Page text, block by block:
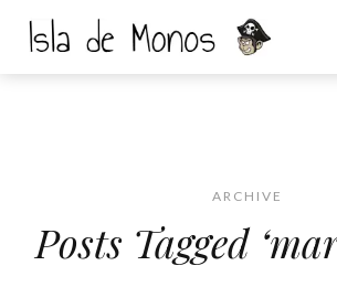
ARCHIVE
Posts Tagged